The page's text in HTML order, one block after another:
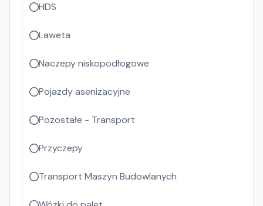
HDS
Laweta
Naczepy niskopodłogowe
Pojazdy asenizacyjne
Pozostałe - Transport
Przyczepy
Transport Maszyn Budowlanych